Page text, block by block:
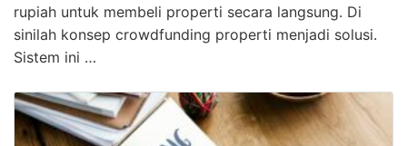
rupiah untuk membeli properti secara langsung. Di
sinilah konsep crowdfunding properti menjadi solusi.
Sistem ini …